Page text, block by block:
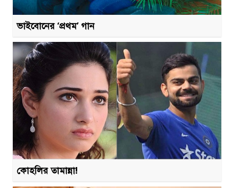
ভাইবোনের ‘প্রথম’ গান
কোহলির তামান্না!